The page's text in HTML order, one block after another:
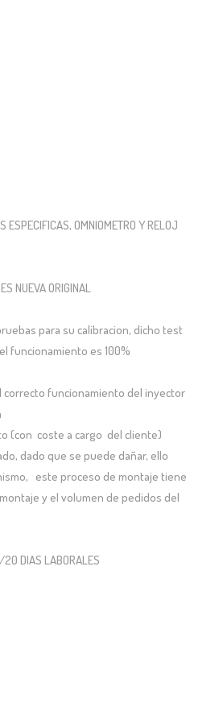
ESPECIFICAS, OMNIOMETRO Y RELOJ
NUEVA ORIGINAL
para su calibracion, dicho test
funcionamiento es 100%
correcto funcionamiento del inyector
(con coste a cargo del cliente)
dado que se puede dañar, ello
este proceso de montaje tiene
y el volumen de pedidos del
20 DIAS LABORALES